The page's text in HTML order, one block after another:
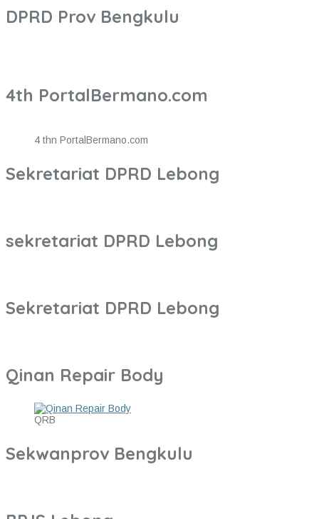
DPRD Prov Bengkulu
4th PortalBermano.com
4 thn PortalBermano.com
Sekretariat DPRD Lebong
sekretariat DPRD Lebong
Sekretariat DPRD Lebong
Qinan Repair Body
QRB
Sekwanprov Bengkulu